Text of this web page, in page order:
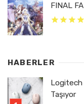
FINAL
HABERLER
Logitech
Taşıyor